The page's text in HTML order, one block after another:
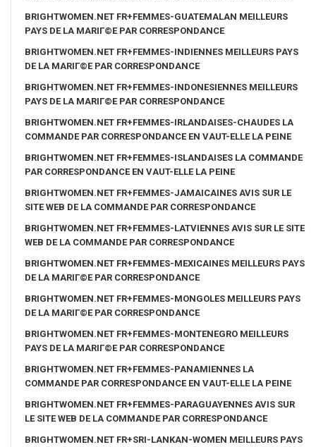
BRIGHTWOMEN.NET FR+FEMMES-GUATEMALAN MEILLEURS
PAYS DE LA MARIГ©E PAR CORRESPONDANCE
BRIGHTWOMEN.NET FR+FEMMES-INDIENNES MEILLEURS PAYS
DE LA MARIГ©E PAR CORRESPONDANCE
BRIGHTWOMEN.NET FR+FEMMES-INDONESIENNES MEILLEURS
PAYS DE LA MARIГ©E PAR CORRESPONDANCE
BRIGHTWOMEN.NET FR+FEMMES-IRLANDAISES-CHAUDES LA
COMMANDE PAR CORRESPONDANCE EN VAUT-ELLE LA PEINE
BRIGHTWOMEN.NET FR+FEMMES-ISLANDAISES LA COMMANDE
PAR CORRESPONDANCE EN VAUT-ELLE LA PEINE
BRIGHTWOMEN.NET FR+FEMMES-JAMAICAINES AVIS SUR LE
SITE WEB DE LA COMMANDE PAR CORRESPONDANCE
BRIGHTWOMEN.NET FR+FEMMES-LATVIENNES AVIS SUR LE SITE
WEB DE LA COMMANDE PAR CORRESPONDANCE
BRIGHTWOMEN.NET FR+FEMMES-MEXICAINES MEILLEURS PAYS
DE LA MARIГ©E PAR CORRESPONDANCE
BRIGHTWOMEN.NET FR+FEMMES-MONGOLES MEILLEURS PAYS
DE LA MARIГ©E PAR CORRESPONDANCE
BRIGHTWOMEN.NET FR+FEMMES-MONTENEGRO MEILLEURS
PAYS DE LA MARIГ©E PAR CORRESPONDANCE
BRIGHTWOMEN.NET FR+FEMMES-PANAMIENNES LA
COMMANDE PAR CORRESPONDANCE EN VAUT-ELLE LA PEINE
BRIGHTWOMEN.NET FR+FEMMES-PARAGUAYENNES AVIS SUR
LE SITE WEB DE LA COMMANDE PAR CORRESPONDANCE
BRIGHTWOMEN.NET FR+SRI-LANKAN-WOMEN MEILLEURS PAYS